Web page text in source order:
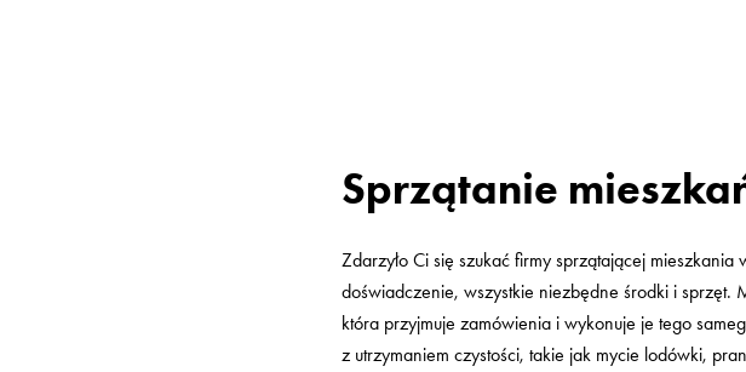
Sprzątanie
Zdarzyło Ci się szukać firmy sprzątającej
doświadczenie, wszystkie niezbędne środki i sprzęt.
która przyjmuje zamówienia i wykonuje je tego
z utrzymaniem czystości, takie jak mycie lodówki,